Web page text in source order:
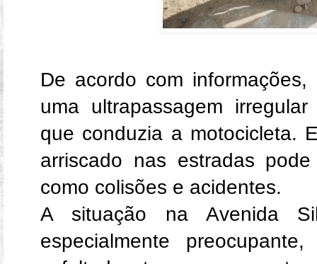
De acordo com
uma ultrapassagem
que conduzia a motocicleta.
arriscado nas estradas
como colisões e acidentes.
A situação na Avenida
especialmente